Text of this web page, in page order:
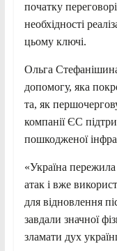
початку
необхідності
цьому ключі.
Ольга
допомогу, яка
та, як
компанії ЄС
пошкодженої
«Україна
атак і вже
для відновлення
завдали значної
зламати дух